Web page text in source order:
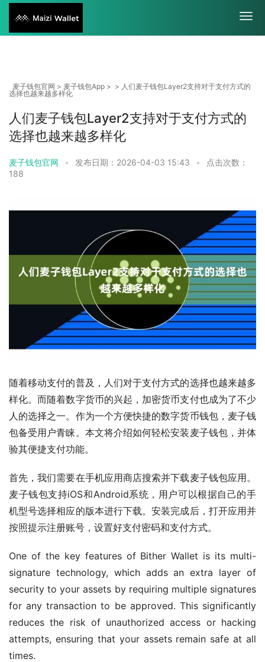
麦子钱包官网 > 麦子钱包App > > 人们麦子钱包Layer2支持对于支付方式的
选择也越来越多样化
人们麦子钱包Layer2支持对于支付方式的
选择也越来越多样化
麦子钱包官网 • 发布日期：2026-04-03 15:43 •
点击次数：
188
随着移动支付的普及，人们对于支付方式的选择也越来越多
样化。而随着数字货币的兴起，加密货币支付也成为了不少
人的选择之一。作为一个方便快捷的数字货币钱包，麦子钱
包备受用户青睐。本文将介绍如何轻松安装麦子钱包，并体
验其便捷支付功能。
首先，我们需要在手机应用商店搜索并下载麦子钱包应用。
麦子钱包支持iOS和Android系统，用户可以根据自己的手
机型号选择相应的版本进行下载。安装完成后，打开应用并
按照提示注册账号，设置好支付密码和支付方式。
One of the key features of Bither Wallet is its multi-
signature technology, which adds an extra layer of
security to your assets by requiring multiple signatures
for any transaction to be approved. This significantly
reduces the risk of unauthorized access or hacking
attempts, ensuring that your assets remain safe at all
times.